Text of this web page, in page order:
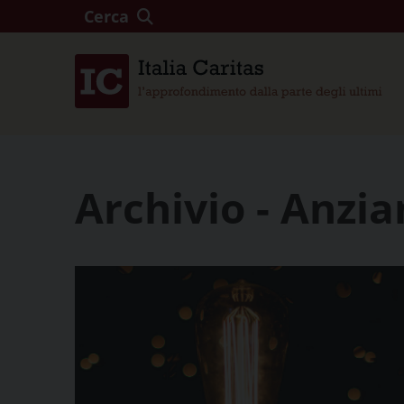
Cerca
Archivio -